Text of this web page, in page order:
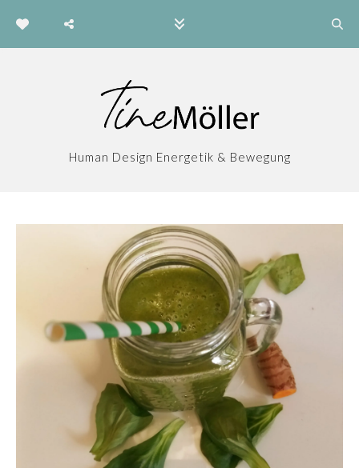
Human Design Energetik & Bewegung